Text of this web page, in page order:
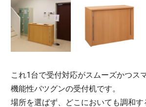
これ1台で受付対応がスムーズかつス
機能性バツグンの受付机です。
場所を選ばず、どこにおいても調和す